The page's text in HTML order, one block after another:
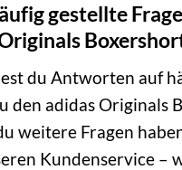
gestellte
du Antworten auf
den adidas Originals
weitere Fragen
Kundenservice –